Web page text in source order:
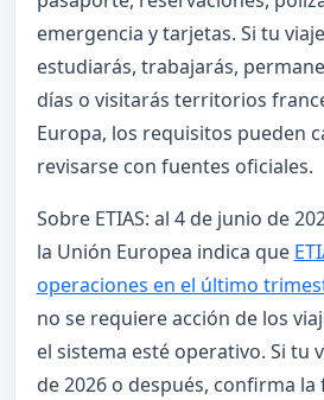
emergencia y tarjetas. Si tu
estudiarás, trabajarás,
días o visitarás territorios
Europa, los requisitos pueden
revisarse con fuentes oficiales.
Sobre ETIAS: al 4 de junio de
la Unión Europea indica que
operaciones en el último
no se requiere acción de los
el sistema esté operativo. Si tu
de 2026 o después, confirma la